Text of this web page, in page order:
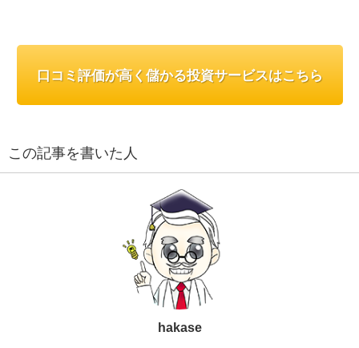
口コミ評価が高く儲かる投資サービスはこちら
この記事を書いた人
hakase